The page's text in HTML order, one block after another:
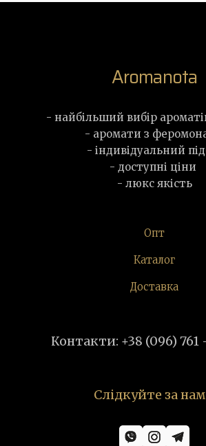
Aromanota
- найбільший вибір
- аромати з
- індивідуальний
- доступні ціни
- люкс якість
Опт
Каталог
Доставка
Контакти: +38 (096)
Слідкуйте за